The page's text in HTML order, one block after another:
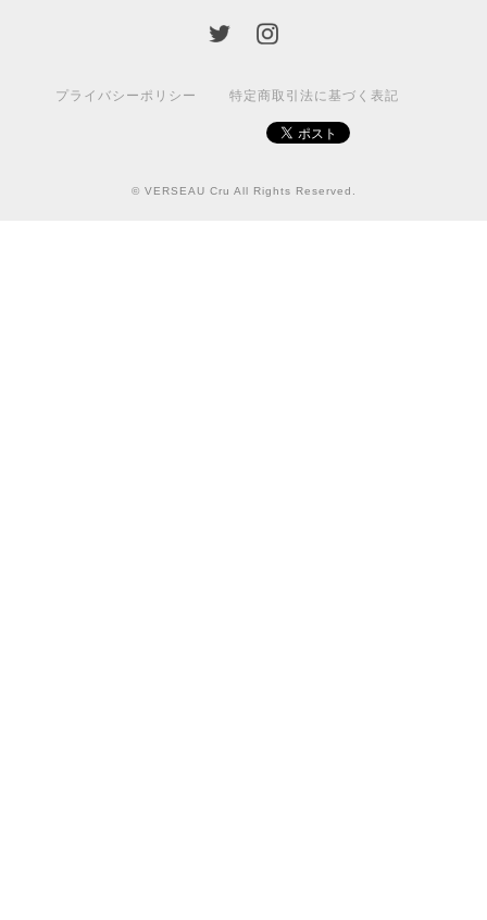
プライバシーポリシー 特定商取引法に基づく表記
© VERSEAU Cru All Rights Reserved.